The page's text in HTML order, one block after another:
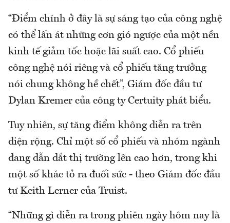
“Điểm chính ở đây là sự sáng tạo của công nghệ
có thể lấn át những cơn gió ngược của một nền
kinh tế giảm tốc hoặc lãi suất cao. Cổ phiếu
công nghệ nói riêng và cổ phiếu tăng trưởng
nói chung không hề chết”, Giám đốc đầu tư
Dylan Kremer của công ty Certuity phát biểu.
Tuy nhiên, sự tăng điểm không diễn ra trên
diện rộng. Chỉ một số cổ phiếu và nhóm ngành
đang dẫn dắt thị trường lên cao hơn, trong khi
một số khác tỏ ra đuối sức - theo Giám đốc đầu
tư Keith Lerner của Truist.
“Những gì diễn ra trong phiên ngày hôm nay là